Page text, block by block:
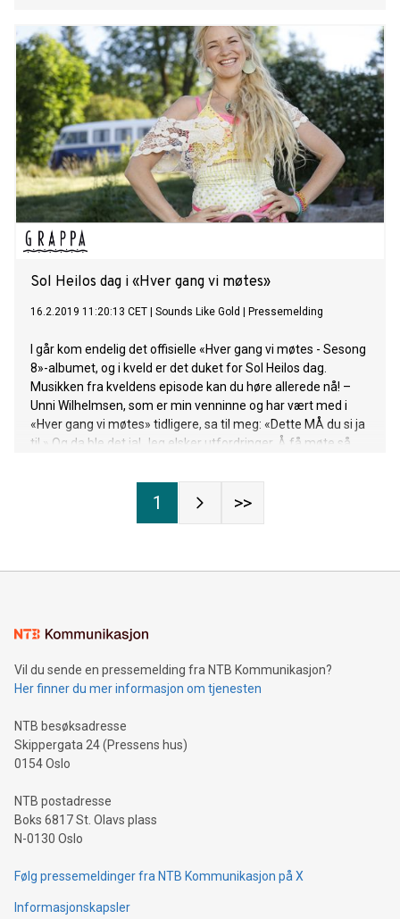
Sol Heilos dag i «Hver gang vi møtes»
16.2.2019 11:20:13 CET Sounds Like Gold Pressemelding
I går kom endelig det offisielle «Hver gang vi møtes - Sesong
8»-albumet, og i kveld er det duket for Sol Heilos dag.
Musikken fra kveldens episode kan du høre allerede nå! –
Unni Wilhelmsen, som er min venninne og har vært med i
«Hver gang vi møtes» tidligere, sa til meg: «Dette MÅ du si ja
til.» Og da ble det ja! Jeg elsker utfordringer. Å få møte så
utfordrende og blir garantert veldig gøy. Det sa Sol Heilo i
forkant av innspillingen til årets sesong av «Hver gang vi
designer og kostymedesigner. Sol har gjort internasjonal
Heilo er multiinstrumentalist og arbeider innen flere
1 >>
Vil du sende en pressemelding fra NTB Kommunikasjon?
Her finner du mer informasjon om tjenesten
NTB besøksadresse
Skippergata 24 (Pressens hus)
0154 Oslo
NTB postadresse
Boks 6817 St. Olavs plass
N-0130 Oslo
Følg pressemeldinger fra NTB Kommunikasjon på X
Informasjonskapsler